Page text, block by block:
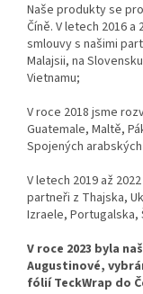
Naše produkty se
Číně. V letech 2016
smlouvy s našimi
Malajsii, na
Vietnamu;
V roce 2018 jsme
Guatemale, Maltě,
Spojených
V letech 2019 až
partneři z Thajska,
Izraele, Portugalska,
V roce 2023 byla
Augustinové,
fólií TeckWrap do